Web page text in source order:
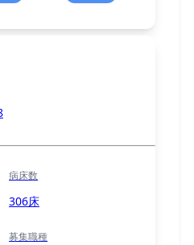
病床数
306床
募集職種